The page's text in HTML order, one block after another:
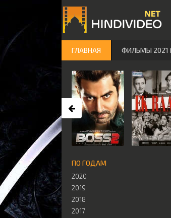
ПО ГОДАМ
2020
2019
2018
2017
ГЛАВНАЯ ФИЛЬМЫ 2021